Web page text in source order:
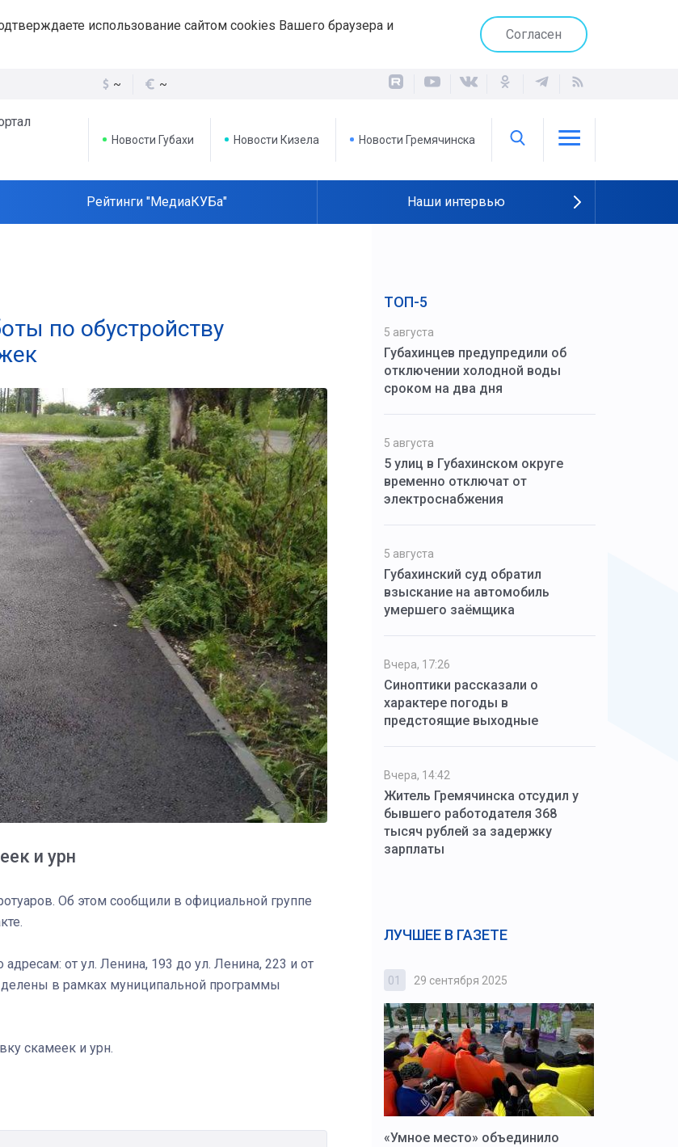
использование сайтом cookies Вашего браузера и
Согласен
~ ~
Новости Губахи Новости Кизела Новости Гремячинска
Рейтинги "МедиаКУБа" Наши интервью
по обустройству
и урн
Об этом сообщили в официальной группе
от ул. Ленина, 193 до ул. Ленина, 223 и от
в рамках муниципальной программы
скамеек и урн.
ТОП-5
5 августа
Губахинцев предупредили об
отключении холодной воды
сроком на два дня
5 августа
5 улиц в Губахинском округе
временно отключат от
электроснабжения
5 августа
Губахинский суд обратил
взыскание на автомобиль
умершего заёмщика
Вчера, 17:26
Синоптики рассказали о
характере погоды в
предстоящие выходные
Вчера, 14:42
Житель Гремячинска отсудил у
бывшего работодателя 368
тысяч рублей за задержку
зарплаты
ЛУЧШЕЕ В ГАЗЕТЕ
03 4 октября 2025 01 29 сентября 2025
«Умное место» объединило